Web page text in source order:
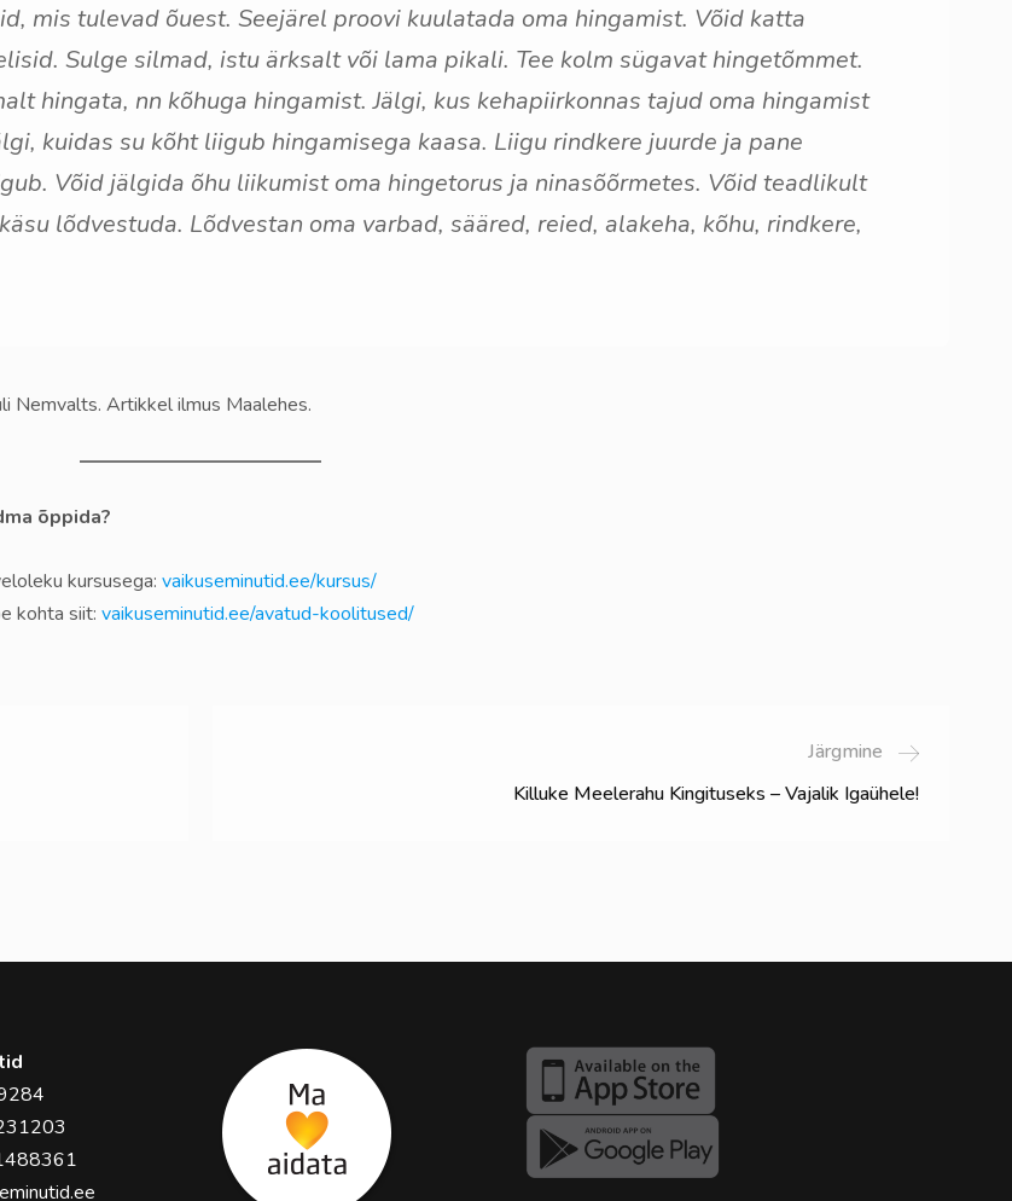
mis tulevad õuest. Seejärel proovi kuulatada oma hingamist. Võid katta
Sulge silmad, istu ärksalt või lama pikali. Tee kolm sügavat hingetõmmet.
hingata, nn kõhuga hingamist. Jälgi, kus kehapiirkonnas tajud oma hingamist
kuidas su kõht liigub hingamisega kaasa. Liigu rindkere juurde ja pane
Võid jälgida õhu liikumist oma hingetorus ja ninasõõrmetes. Võid teadlikult
lõdvestuda. Lõdvestan oma varbad, sääred, reied, alakeha, kõhu, rindkere,
Nemvalts. Artikkel ilmus Maalehes.
õppida?
kursusega: vaikuseminutid.ee/kursus/
kohta siit: vaikuseminutid.ee/avatud-koolitused/
Järgmine
Killuke Meelerahu Kingituseks – Vajalik Igaühele!